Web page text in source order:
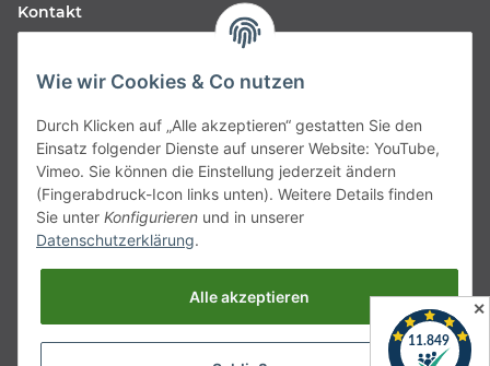
Kontakt
Langstr. 51-53
63450 Hanau
Deutschland
Telefon:06181257350
E-Mail: shop@fabfive24.com
Vertrag widerrufen
Wie wir Cookies & Co nutzen
Durch Klicken auf „Alle akzeptieren“ gestatten Sie den
Einsatz folgender Dienste auf unserer Website: YouTube,
Vimeo. Sie können die Einstellung jederzeit ändern
(Fingerabdruck-Icon links unten). Weitere Details finden
Sie unter Konfigurieren und in unserer
Datenschutzerklärung.
Alle akzeptieren
✕